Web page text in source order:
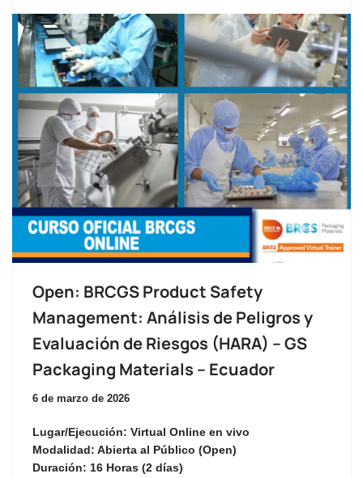
Open: BRCGS Product Safety
Management: Análisis de Peligros y
Evaluación de Riesgos (HARA) – GS
Packaging Materials – Ecuador
6 de marzo de 2026
Lugar/Ejecución: Virtual Online en vivo
Modalidad: Abierta al Público (Open)
Duración: 16 Horas (2 días)